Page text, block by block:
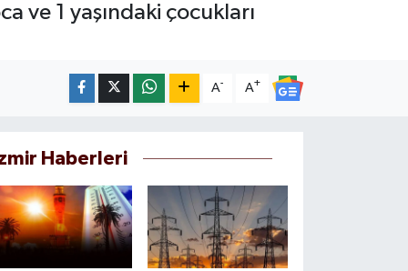
ve 1 yaşındaki çocukları
A- A+
Haberleri